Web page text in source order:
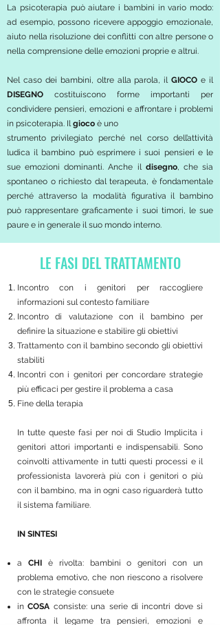
La psicoterapia può aiutare i bambini in vario modo:
ad esempio, possono ricevere appoggio emozionale,
aiuto nella risoluzione dei conflitti con altre persone o
nella comprensione delle emozioni proprie e altrui.
Nel caso dei bambini, oltre alla parola, ilGIOCO e il
DISEGNO costituiscono forme importanti per
condividere pensieri, emozioni e affrontare i problemi
in psicoterapia. Ilgioco è uno
strumento privilegiato perché nel corso dell’attività
ludica il bambino può esprimere i suoi pensieri e le
sue emozioni dominanti. Anche il disegno, che sia
spontaneo o richiesto dal terapeuta, è fondamentale
perché attraverso la modalità figurativa il bambino
può rappresentare graficamente i suoi timori, le sue
paure e in generale il suo mondo interno.
LE FASI DEL TRATTAMENTO
Incontro con i genitori per raccogliere
informazioni sul contesto familiare
Incontro di valutazione con il bambino per
definire la situazione e stabilire gli obiettivi
Trattamento con il bambino secondo gli obiettivi
stabiliti
Incontri con i genitori per concordare strategie
più efficaci per gestire il problema a casa
Fine della terapia
In tutte queste fasi per noi di Studio Implicita i
genitori attori importanti e indispensabili. Sono
coinvolti attivamente in tutti questi processi e il
professionista lavorerà più con i genitori o più
con il bambino, ma in ogni caso riguarderà tutto
il sistema familiare.
IN SINTESI
a CHIè rivolta: bambini o genitori con un
problema emotivo, che non riescono a risolvere
con le strategie consuete
in COSA consiste: una serie di incontri dove si
affronta il legame tra pensieri, emozioni e